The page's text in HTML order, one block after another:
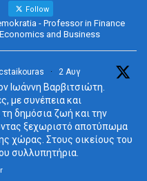
Follow
- Professor in Finance
and Business
· 2 Αυγ
Ιωάννη Βαρβιτσιώτη.
με συνέπεια και
δημόσια ζωή και την
ξεχωριστό αποτύπωμα
χώρας. Στους οικείους του
συλλυπητήρια.